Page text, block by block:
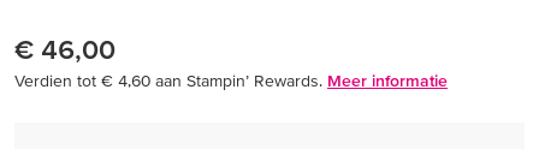
€ 46,00
Verdien tot € 4,60 aan Stampin’ Rewards. Meer informatie